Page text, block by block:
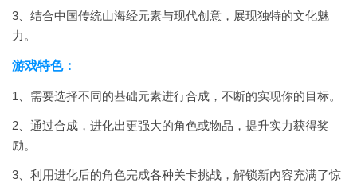
3、结合中国传统山海经元素与现代创意，展现独特的文化魅
力。
游戏特色：
1、需要选择不同的基础元素进行合成，不断的实现你的目标。
2、通过合成，进化出更强大的角色或物品，提升实力获得奖
励。
3、利用进化后的角色完成各种关卡挑战，解锁新内容充满了惊